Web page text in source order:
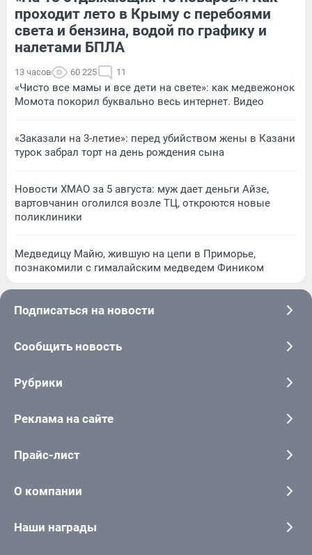
проходит лето в Крыму с перебоями
света и бензина, водой по графику и
налетами БПЛА
13 часов 60 225 11
«Чисто все мамы и все дети на свете»: как медвежонок
Момота покорил буквально весь интернет. Видео
«Заказали на 3-летие»: перед убийством жены в Казани
турок забрал торт на день рождения сына
Новости ХМАО за 5 августа: муж дает деньги Айзе,
вартовчанин оголился возле ТЦ, откроются новые
поликлиники
Медведицу Майю, жившую на цепи в Приморье,
познакомили с гималайским медведем Фиником
Подписаться на новости
Сообщить новость
Рубрики
Реклама на сайте
Прайс-лист
О компании
Наши награды